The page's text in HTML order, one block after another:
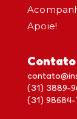
Apoie!
Contato
(31) 3889-
(31) 98684-